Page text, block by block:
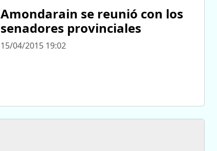
Amondarain se reunió con los
senadores provinciales
15/04/2015 19:02